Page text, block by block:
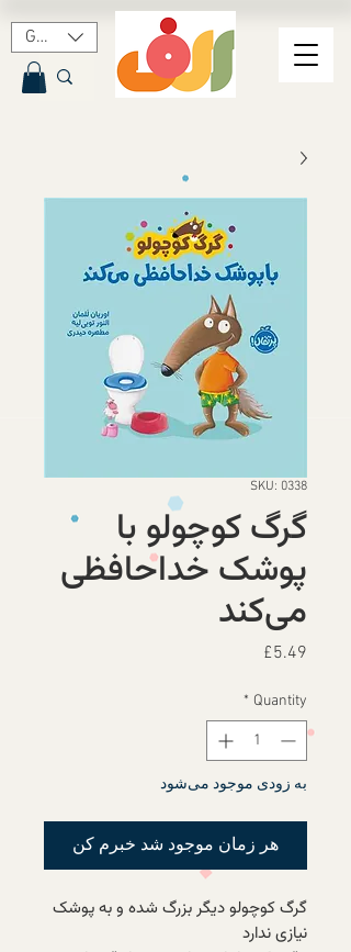
GBP (£)
SKU: 0338
گرگ کوچولو با
پوشک خداحافظی
می‌کند
£5.49
Quantity
*
به زودی موجود می‌شود
هر زمان موجود شد خبرم کن
گرگ کوچولو دیگر بزرگ شده و به پوشک
نیازی ندارد